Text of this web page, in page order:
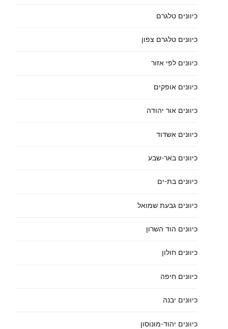
כיוונים טלגרם
כיוונים טלגרם צפון
כיוונים לפי אזור
כיוונים אופקים
כיוונים אור יהודה
כיוונים אשדוד
כיוונים באר-שבע
כיוונים בת-ים
כיוונים גבעת שמואל
כיוונים הוד השרון
כיוונים חולון
כיוונים חיפה
כיוונים יבנה
כיוונים יהוד-מונוסון